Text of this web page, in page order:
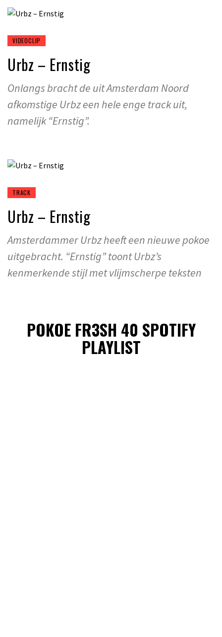
VIDEOCLIP
Urbz – Ernstig
Onlangs bracht de uit Amsterdam Noord
afkomstige Urbz een hele enge track uit,
namelijk “Ernstig”.
TRACK
Urbz – Ernstig
Amsterdammer Urbz heeft een nieuwe pokoe
uitgebracht. “Ernstig” toont Urbz’s
kenmerkende stijl met vlijmscherpe teksten
POKOE FR3SH 40 SPOTIFY
PLAYLIST